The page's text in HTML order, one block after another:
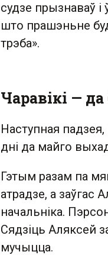
судзе прызнаваў і
што прашэньне
трэба».
Чаравікі —
Наступная
дні да майго
Гэтым разам па
атрадзе, а заўгас
начальніка.
Сядзіць Аляксей
мучыцца.